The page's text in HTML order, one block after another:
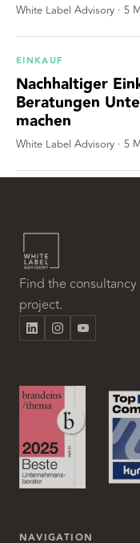
White Label Advisory · 5
EINKAUF
Nachhaltiger
Beratungen
machen
White Label Advisory · 5
Find the
project.
NAVIGATION